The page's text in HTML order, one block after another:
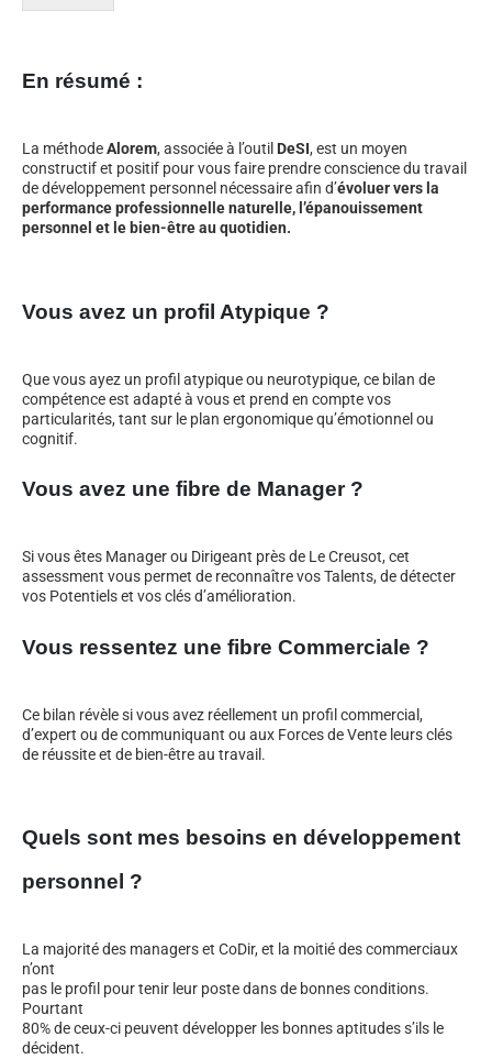
En résumé :
La méthodeAlorem, associée à l’outil DeSI, est un moyen
constructif et positif pour vous faire prendre conscience du travail
de développement personnel nécessaire afin d’évoluer vers la
performance professionnelle naturelle, l’épanouissement
personnel et le bien-être au quotidien.
Vous avez un profil Atypique ?
Que vous ayez un profil atypique ou neurotypique, ce bilan de
compétence est adapté à vous et prend en compte vos
particularités, tant sur le plan ergonomique qu’émotionnel ou
cognitif.
Vous avez une fibre de Manager ?
Si vous êtes Manager ou Dirigeant près de Le Creusot, cet
assessment vous permet de reconnaître vos Talents, de détecter
vos Potentiels et vos clés d’amélioration.
Vous ressentez une fibre Commerciale ?
Ce bilan révèle si vous avez réellement un profil commercial,
d’expert ou de communiquant ou aux Forces de Vente leurs clés
de réussite et de bien-être au travail.
Quels sont mes besoins en développement
personnel ?
La majorité des managers et CoDir, et la moitié des commerciaux
n’ont
pas le profil pour tenir leur poste dans de bonnes conditions.
Pourtant
80% de ceux-ci peuvent développer les bonnes aptitudes s’ils le
décident.